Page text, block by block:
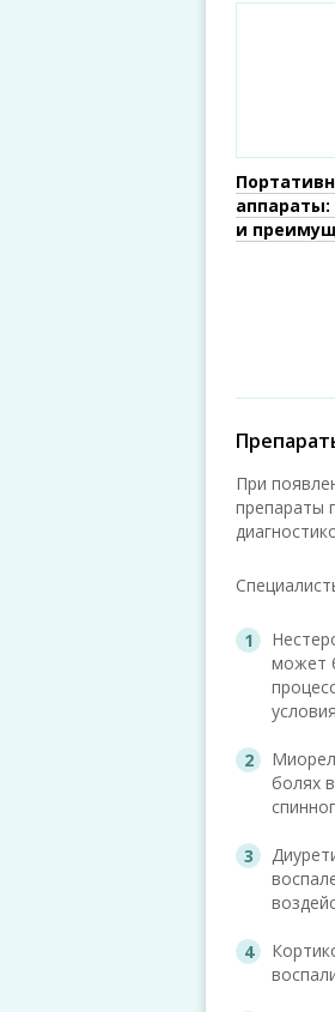
и
При
препараты
может
болях